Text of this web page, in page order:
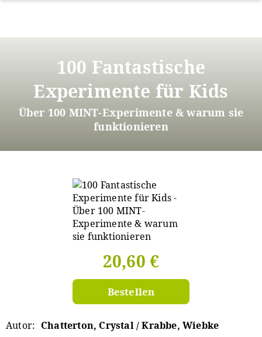
100 Fantastische
Experimente für Kids
Über 100 MINT-Experimente & warum sie
funktionieren
Autor
Chatterton, Crystal / Krabbe, Wiebke
20,60 €
Bestellen